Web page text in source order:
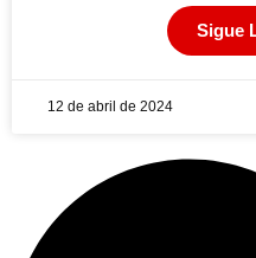
Sigue
12 de abril de 2024